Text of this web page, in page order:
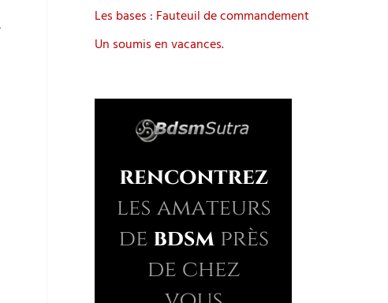
Les bases : Fauteuil de commandement
Un soumis en vacances.